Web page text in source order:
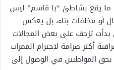
ما يقع بشاطئ “با قاسم” ليس
أو مخلفات بناء، بل يعكس
بدأت تزحف على بعض المجالات
أكثر صرامة لاحترام الممرات
المواطنين في الوصول إلى